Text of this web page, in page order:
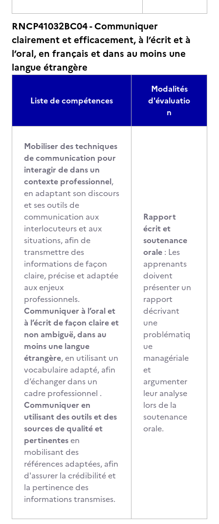
RNCP41032BC04 - Communiquer
clairement et efficacement, à l’écrit et à
l’oral, en français et dans au moins une
langue étrangère
Liste de compétences
Modalités
d'évaluatio
n
Mobiliser des techniques
de communication pour
interagir de dans un
contexte professionnel,
en adaptant son discours
et ses outils de
communication aux
interlocuteurs et aux
situations, afin de
transmettre des
informations de façon
claire, précise et adaptée
aux enjeux
professionnels.
Communiquer à l’oral et
à l’écrit de façon claire et
non ambiguë, dans au
moins une langue
étrangère, en utilisant un
vocabulaire adapté, afin
d’échanger dans un
cadre professionnel .
Communiquer en
utilisant des outils et des
sources de qualité et
pertinentesen
mobilisant des
références adaptées, afin
d'assurer la crédibilité et
la pertinence des
informations transmises.
Rapport
écrit et
soutenance
orale : Les
apprenants
doivent
présenter un
rapport
décrivant
une
problématiq
ue
managériale
et
argumenter
leur analyse
lors de la
soutenance
orale.